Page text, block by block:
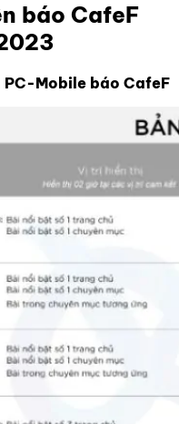
báo CafeF
Mobile báo CafeF